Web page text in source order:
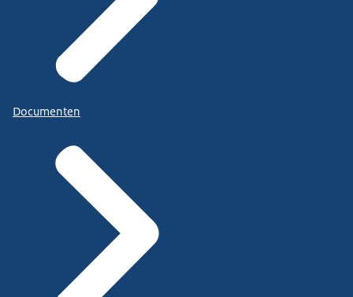
Documenten